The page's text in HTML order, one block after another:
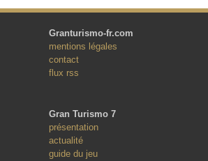
Granturismo-fr.com
mentions légales
contact
flux rss
Gran Turismo 7
présentation
actualité
guide du jeu